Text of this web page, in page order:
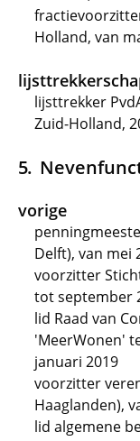
Holland, van
lijsttrekker
Zuid-Holland,
vorige
Delft), van mei
voorzitter
tot september
lid Raad van
'MeerWonen'
januari 2019
voorzitter
Haaglanden),
lid algemene